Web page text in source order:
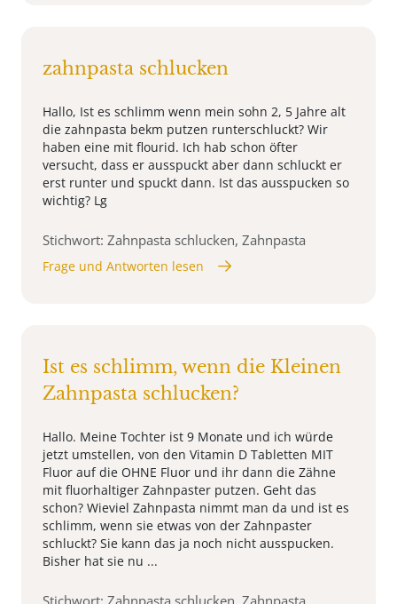
zahnpasta schlucken
Hallo, Ist es schlimm wenn mein sohn 2, 5 Jahre alt
die zahnpasta bekm putzen runterschluckt? Wir
haben eine mit flourid. Ich hab schon öfter
versucht, dass er ausspuckt aber dann schluckt er
erst runter und spuckt dann. Ist das ausspucken so
wichtig? Lg
Stichwort: Zahnpasta schlucken, Zahnpasta
Frage und Antworten lesen
Ist es schlimm, wenn die Kleinen
Zahnpasta schlucken?
Hallo. Meine Tochter ist 9 Monate und ich würde
jetzt umstellen, von den Vitamin D Tabletten MIT
Fluor auf die OHNE Fluor und ihr dann die Zähne
mit fluorhaltiger Zahnpaster putzen. Geht das
schon? Wieviel Zahnpasta nimmt man da und ist es
schlimm, wenn sie etwas von der Zahnpaster
schluckt? Sie kann das ja noch nicht ausspucken.
Bisher hat sie nu ...
Stichwort: Zahnpasta schlucken, Zahnpasta